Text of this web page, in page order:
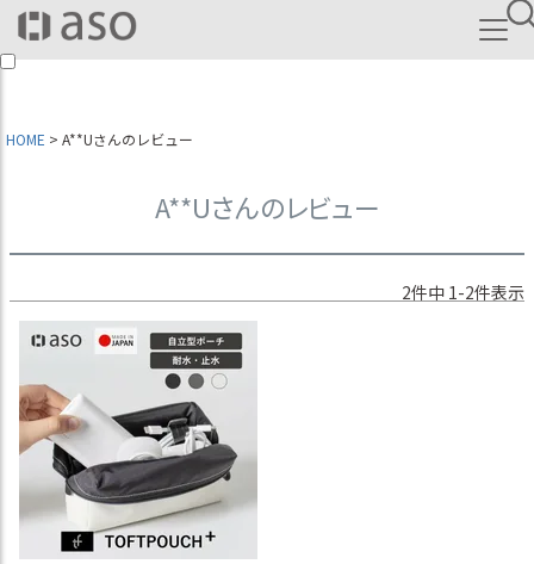
HOME A**Uさんのレビュー
A**Uさんのレビュー
2件中 1-2件表示